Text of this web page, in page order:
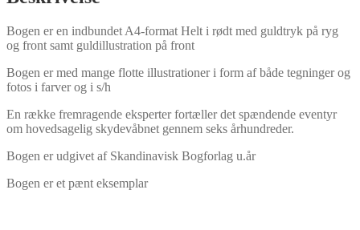
Bogen er en indbundet A4-format Helt i rødt med guldtryk på ryg
og front samt guldillustration på front
Bogen er med mange flotte illustrationer i form af både tegninger og
fotos i farver og i s/h
En række fremragende eksperter fortæller det spændende eventyr
om hovedsagelig skydevåbnet gennem seks århundreder.
Bogen er udgivet af Skandinavisk Bogforlag u.år
Bogen er et pænt eksemplar